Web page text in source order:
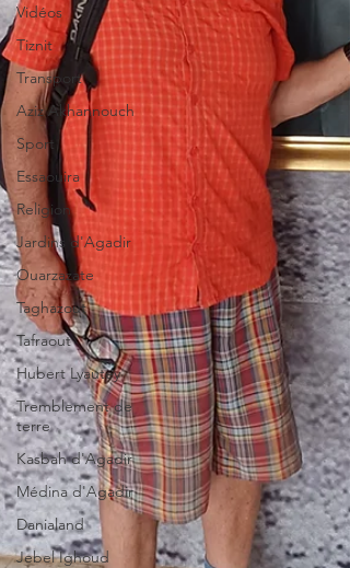
Vidéos
Tiznit
Transport
Aziz Akhannouch
Sport
Essaouira
Religion
Jardins d'Agadir
Ouarzazate
Taghazout
Tafraout
Hubert Lyautey
Tremblement de
terre
Kasbah d'Agadir
Médina d'Agadir
Danialand
Jebel Ighoud